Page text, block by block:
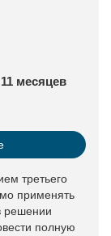
месяцев
третьего
применять
решении
полную